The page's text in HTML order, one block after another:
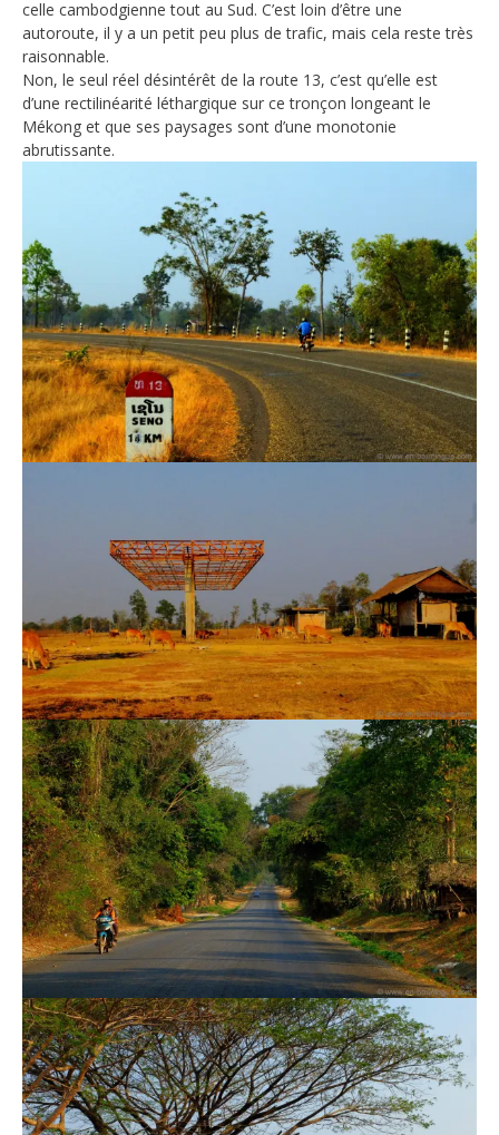
celle cambodgienne tout au Sud. C’est loin d’être une
autoroute, il y a un petit peu plus de trafic, mais cela reste très
raisonnable.
Non, le seul réel désintérêt de la route 13, c’est qu’elle est
d’une rectilinéarité léthargique sur ce tronçon longeant le
Mékong et que ses paysages sont d’une monotonie
abrutissante.